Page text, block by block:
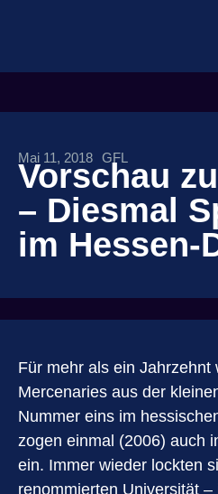
Mai 11, 2018 GFL
Vorschau
– Diesmal
im Hessen-
Für mehr als ein Jahrzehnt
Mercenaries aus der
Nummer eins im
zogen einmal (2006) auch
ein. Immer wieder lockten
renommierten Universität